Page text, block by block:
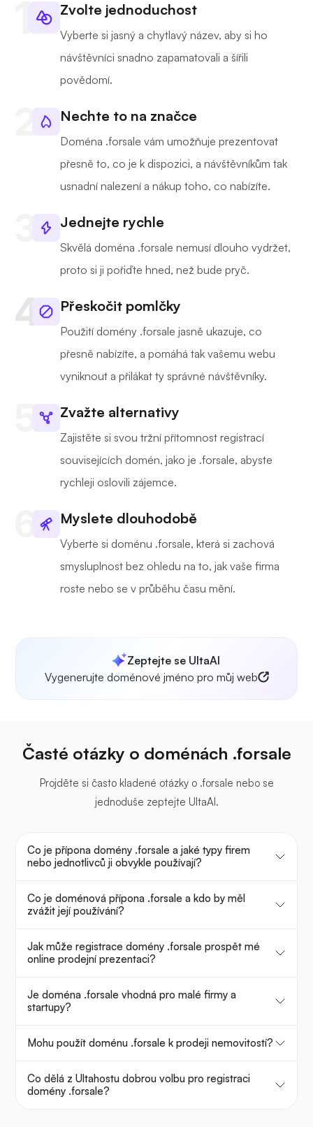
Zvolte jednoduchost
Vyberte si jasný a chytlavý název, aby si ho
návštěvníci snadno zapamatovali a šířili
povědomí.
Nechte to na značce
Doména .forsale vám umožňuje prezentovat
přesně to, co je k dispozici, a návštěvníkům tak
usnadní nalezení a nákup toho, co nabízíte.
Jednejte rychle
Skvělá doména .forsale nemusí dlouho vydržet,
proto si ji pořiďte hned, než bude pryč.
Přeskočit pomlčky
Použití domény .forsale jasně ukazuje, co
přesně nabízíte, a pomáhá tak vašemu webu
vyniknout a přilákat ty správné návštěvníky.
Zvažte alternativy
Zajistěte si svou tržní přítomnost registrací
souvisejících domén, jako je .forsale, abyste
rychleji oslovili zájemce.
Myslete dlouhodobě
Vyberte si doménu .forsale, která si zachová
smysluplnost bez ohledu na to, jak vaše firma
roste nebo se v průběhu času mění.
Zeptejte se UltaAI
Vygenerujte doménové jméno pro můj web
Časté otázky o doménách .forsale
Projděte si často kladené otázky o .forsale nebo se
jednoduše zeptejte UltaAI.
Co je přípona domény .forsale a jaké typy firem
nebo jednotlivců ji obvykle používají?
Co je doménová přípona .forsale a kdo by měl
zvážit její používání?
Jak může registrace domény .forsale prospět mé
online prodejní prezentaci?
Je doména .forsale vhodná pro malé firmy a
startupy?
Mohu použít doménu .forsale k prodeji nemovitostí?
Co dělá z Ultahostu dobrou volbu pro registraci
domény .forsale?